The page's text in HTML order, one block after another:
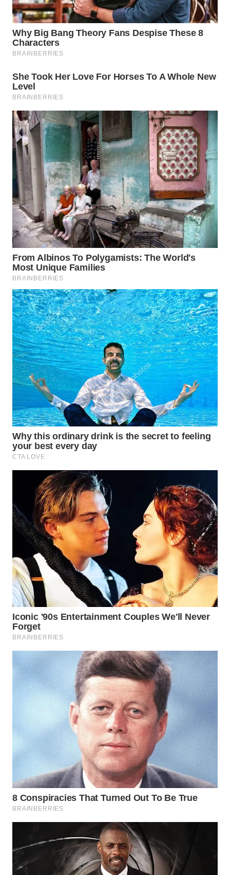
WN
SUMEDANG
WN
CIANJUR
WN
KEPULAUAN
WN
TANGERANG
WN
BINJAI
CIREBON
WN
INDRAMAYU
KUNINGAN
WN
MAJALENGKA
WN
SUBANG
WN
SUKABUMI
WN
PURWAKARTA
PRIANGAN
TIMUR
WN
SEMARANG
WN
SOLO
WN
WN
MADURA
WN
SURABAYA
WN
WN
MANDALIKA
LIKUPANG